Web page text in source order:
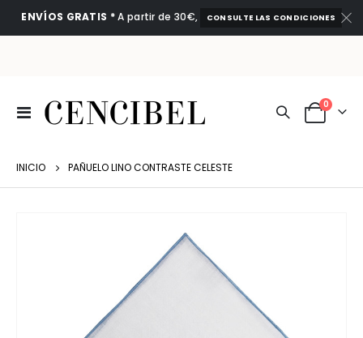
ENVÍOS GRATIS *A partir de 30€, CONSULTE LAS CONDICIONES
Toggle
Nav
Cart
0
INICIO PAÑUELO LINO CONTRASTE CELESTE